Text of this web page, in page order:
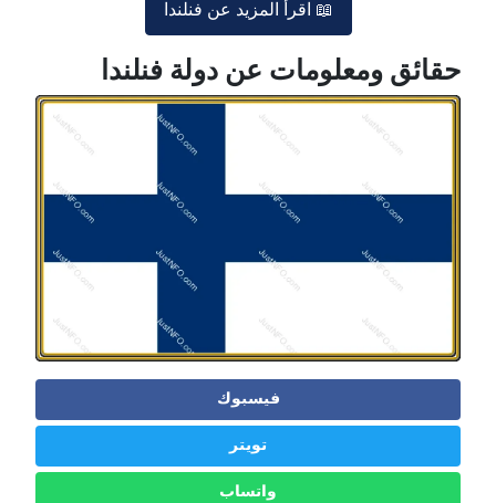
📖 اقرأ المزيد عن فنلندا
حقائق ومعلومات عن دولة فنلندا
فيسبوك
تويتر
واتساب